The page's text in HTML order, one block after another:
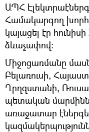
ԱՊՀ
Համակարգող
կայացել էր
ձևաչափով։
Միջոցառմանը
Բելառուսի,
Ղրղզստանի,
պետական
առաջատար